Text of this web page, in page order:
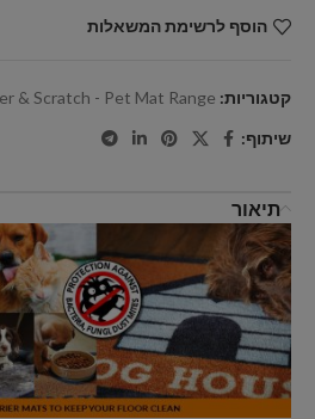
הוסף לרשימת המשאלות
קטגוריות: & Scratch - Pet Mat Range
שיתוף:
תיאור